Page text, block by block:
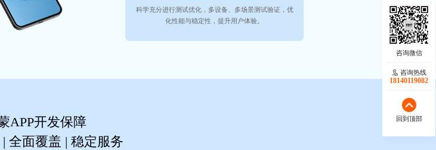
科学充分进行测试优化，多设备、多场景测试验证，优
化性能与稳定性，提升用户体验。
APP开发保障
全面覆盖 | 稳定服务
咨询热线
18140119082
回到顶部